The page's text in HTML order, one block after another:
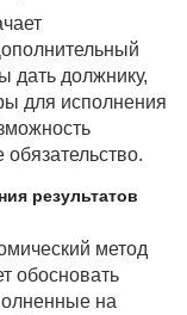
дать должнику,
для исполнения
результатов
метод
обосновать
на